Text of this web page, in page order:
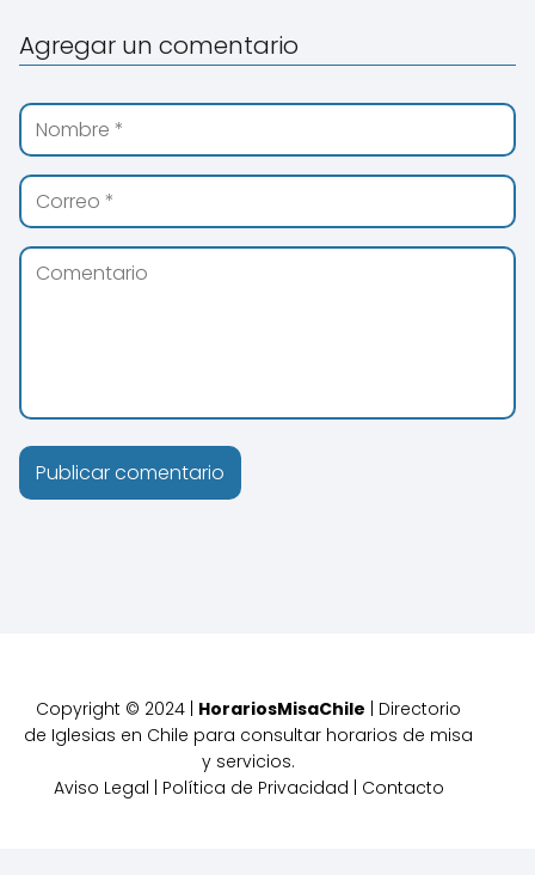
Agregar un comentario
Copyright © 2024 | HorariosMisaChile | Directorio
de Iglesias en Chile para consultar horarios de misa
y servicios.
Aviso Legal
Política de Privacidad Contacto